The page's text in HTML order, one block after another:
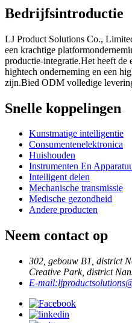
Bedrijfsintroductie
LJ Product Solutions Co.,
een krachtige
productie-integratie.Het heeft de
hightech onderneming en een
zijn.Bied ODM volledige
Snelle koppelingen
Kunstmatige intelligentie
Consumentenelektronica
Huishouden
Instrumenten En
Intelligent delen
Mechanische transmissie
Medische gezondheid
Andere producten
Neem contact op
302, gebouw B1, district
Creative Park, district
E-mail: